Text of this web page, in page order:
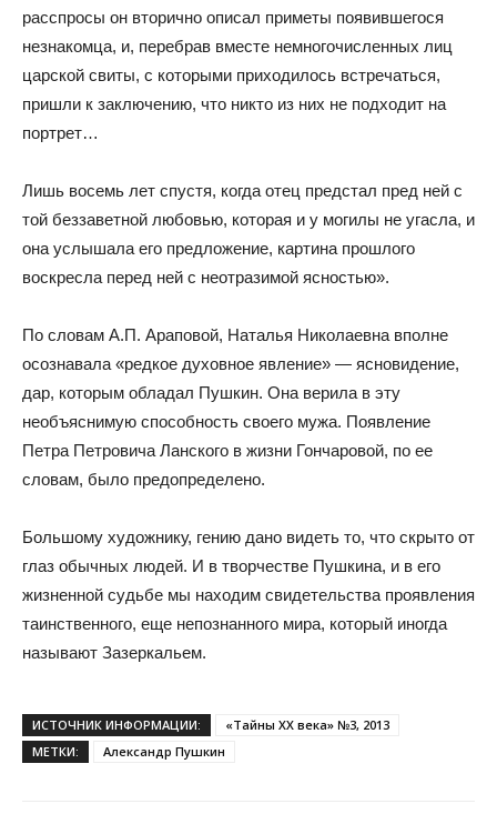
расспросы он вторично описал приметы появившегося
незнакомца, и, перебрав вместе немногочисленных лиц
царской свиты, с которыми приходилось встречаться,
пришли к заключению, что никто из них не подходит на
портрет…
Лишь восемь лет спустя, когда отец предстал пред ней с
той беззаветной любовью, которая и у могилы не угасла, и
она услышала его предложение, картина прошлого
воскресла перед ней с неотразимой ясностью».
По словам А.П. Араповой, Наталья Николаевна вполне
осознавала «редкое духовное явление» — ясновидение,
дар, которым обладал Пушкин. Она верила в эту
необъяснимую способность своего мужа. Появление
Петра Петровича Ланского в жизни Гончаровой, по ее
словам, было предопределено.
Большому художнику, гению дано видеть то, что скрыто от
глаз обычных людей. И в творчестве Пушкина, и в его
жизненной судьбе мы находим свидетельства проявления
таинственного, еще непознанного мира, который иногда
называют Зазеркальем.
ИСТОЧНИК ИНФОРМАЦИИ:
«Тайны XX века» №3, 2013
МЕТКИ:
Александр Пушкин